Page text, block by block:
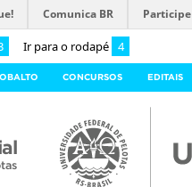
Ir para o rodapé 4
Comunica BR Participe
CONCURSOS EDITAIS